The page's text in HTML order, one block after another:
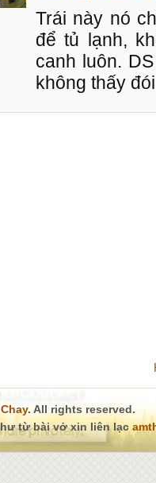
Trái này nó
để tủ lạnh,
canh luôn.
không thấy
. All rights reserved.
từ bài vở xin liên lạc